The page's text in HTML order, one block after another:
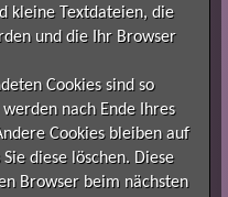
kleine Textdateien, die
und die Ihr Browser
Cookies sind so
werden nach Ende Ihres
Cookies bleiben auf
diese löschen. Diese
Browser beim nächsten